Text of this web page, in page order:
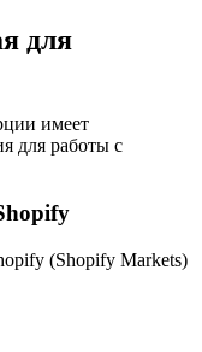
для
имеет
для работы с
(Shopify Markets)